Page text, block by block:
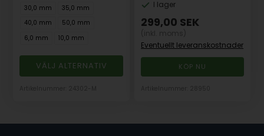
30,0 mm
35,0 mm
40,0 mm
50,0 mm
6,0 mm
10,0 mm
VÄLJ ALTERNATIV
I lager
299,00 SEK
Eventuellt leveranskostnader